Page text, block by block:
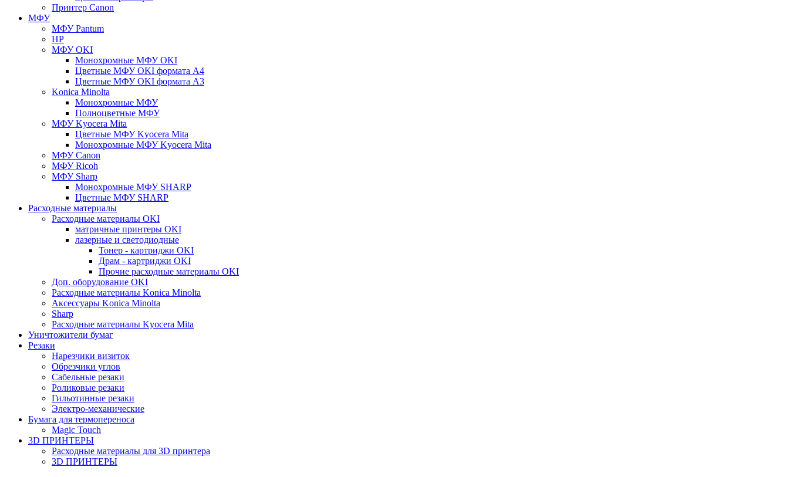
Принтер Canon
МФУ
МФУ Pantum
HP
МФУ OKI
Монохромные МФУ OKI
Цветные МФУ OKI формата А4
Цветные МФУ OKI формата А3
Konica Minolta
Монохромные МФУ
Полноцветные МФУ
МФУ Kyocera Mita
Цветные МФУ Kyocera Mita
Монохромные МФУ Kyocera Mita
МФУ Canon
МФУ Ricoh
МФУ Sharp
Монохромные МФУ SHARP
Цветные МФУ SHARP
Расходные материалы
Расходные материалы OKI
матричные принтеры OKI
лазерные и светодиодные
Тонер - картриджи OKI
Драм - картриджи OKI
Прочие расходные материалы OKI
Доп. оборудование OKI
Расходные материалы Konica Minolta
Аксессуары Konica Minolta
Sharp
Расходные материалы Kyocera Mita
Уничтожители бумаг
Резаки
Нарезчики визиток
Обрезчики углов
Сабельные резаки
Роликовые резаки
Гильотинные резаки
Электро-механические
Бумага для термопереноса
Magic Touch
3D ПРИНТЕРЫ
Расходные материалы для 3D принтера
3D ПРИНТЕРЫ